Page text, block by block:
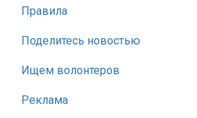
Правила
Поделитесь новостью
Ищем волонтеров
Реклама